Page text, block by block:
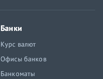
Банки
Курс валют
Офисы банков
Банкоматы